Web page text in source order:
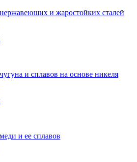
и жаростойких сталей
и сплавов на основе никеля
и ее сплавов